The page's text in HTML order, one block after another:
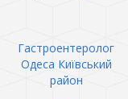
Гастроентеролог
Одеса Київський
район